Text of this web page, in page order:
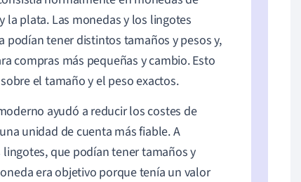
la plata. Las monedas y los lingotes
podían tener distintos tamaños y pesos y,
compras más pequeñas y cambio. Esto
el tamaño y el peso exactos.
ayudó a reducir los costes de
unidad de cuenta más fiable. A
que podían tener tamaños y
era objetivo porque tenía un valor